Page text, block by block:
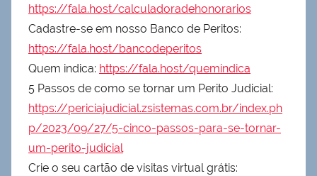
https://fala.host/calculadoradehonorarios
Cadastre-se em nosso Banco de Peritos:
https://fala.host/bancodeperitos
Quem indica: https://fala.host/quemindica
5 Passos de como se tornar um Perito Judicial:
https://periciajudicial.zsistemas.com.br/index.ph
p/2023/09/27/5-cinco-passos-para-se-tornar-
um-perito-judicial
Crie o seu cartão de visitas virtual grátis: